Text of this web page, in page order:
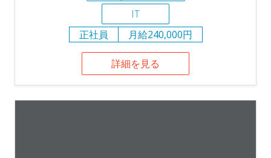
IT
正社員
月給240,000円
詳細を見る